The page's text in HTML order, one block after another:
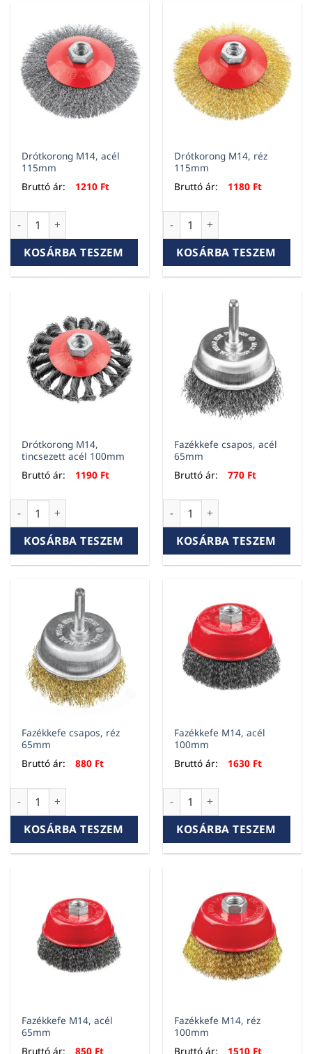
Drótkorong M14, acél
115mm
Bruttó ár:
1210 Ft
Drótkorong M14, acél 115mm mennyiség
KOSÁRBA TESZEM
Drótkorong M14, réz
115mm
Bruttó ár:
1180 Ft
Drótkorong M14, réz 115mm
KOSÁRBA TESZEM
Drótkorong M14,
tincsezett acél 100mm
Bruttó ár:
1190 Ft
Drótkorong M14, tincsezett acél 100mm mennyiség
KOSÁRBA TESZEM
Fazékkefe csapos, acél
65mm
Bruttó ár:
770 Ft
Fazékkefe csapos, acél
KOSÁRBA TESZEM
Fazékkefe csapos, réz
65mm
Bruttó ár:
880 Ft
Fazékkefe csapos, réz 65mm mennyiség
KOSÁRBA TESZEM
Fazékkefe M14, acél
100mm
Bruttó ár:
1630 Ft
Fazékkefe M14, acél 100mm
KOSÁRBA TESZEM
Fazékkefe M14, acél
65mm
Bruttó ár:
850 Ft
Fazékkefe M14, réz
100mm
Bruttó ár:
1510 Ft